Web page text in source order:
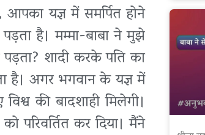
आपका यज्ञ में समर्पित होने
है। मम्मा-बाबा ने मुझे
शादी करके पति का
है। अगर भगवान के यज्ञ में
की बादशाही मिलेगी।
परिवर्तित कर दिया। मैंने